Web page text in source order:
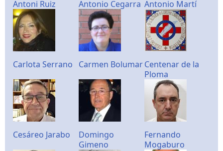
Antoni Ruiz Antonio Cegarra Antonio Martí
Carlota Serrano Carmen BolumarCentenar de la
Ploma
Cesáreo Jarabo
Domingo
Gimeno
Fernando
Mogaburo